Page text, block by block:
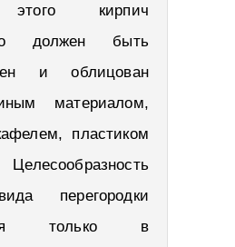
кирпич
должен быть
и облицован
материалом,
пластиком
перегородки
только в